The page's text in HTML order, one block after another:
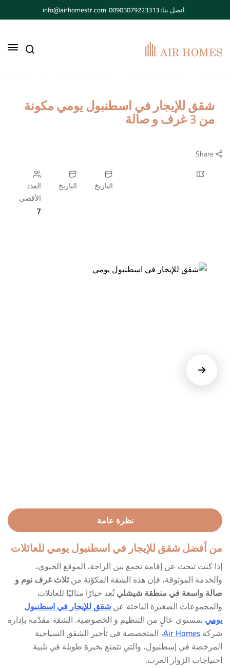
اتصل بنا: 00905079223313 info@airhomestr.com
شقق للإيجار في اسطنبول يومي مكونة
من 3 غرف و صالة
Share
التاريخ التاريخ
العدد
الأقصى
7
نظرة عامة
من أفضل شقق للإيجار في اسطنبول يومي للعائلات
إذا كنت تبحث عن إقامة تجمع بين الراحة، الموقع الحيوي،
والخدمة الموثوقة، فإن هذه الشقة المكوّنة منثلاث غرف نوم و
صالة واسعة في منطقة شيشليتُعد خيارًا مثاليًا للعائلات
والمجموعات الصغيرة الباحثة عنشقق للإيجار في اسطنبول
يومي بمستوى عالٍ من التنظيم و الخصوصية. الشقة مقدّمة بإدارة
شركةAir Homes، المتخصصة في تأجير الشقق السياحية
المرخصة في إسطنبول، والتي تتمتع بخبرة طويلة في تلبية
احتياجات الزوار العرب.